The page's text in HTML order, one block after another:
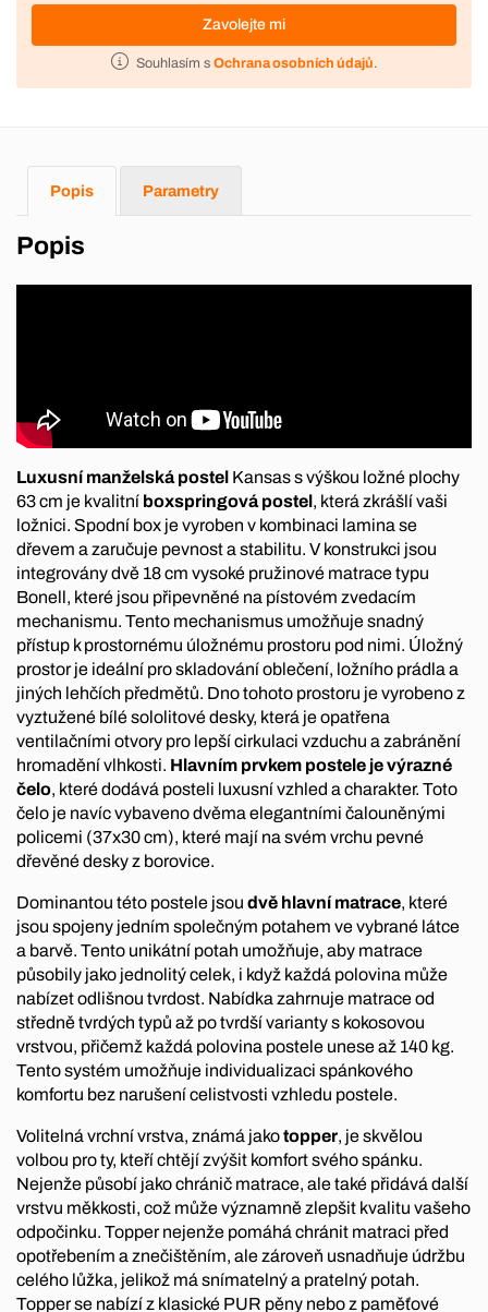
Zavolejte mi
Souhlasím s Ochrana osobních údajů.
Popis Parametry
Popis
Luxusní manželská postel Kansas s výškou ložné plochy
63 cm je kvalitní boxspringová postel, která zkrášlí vaši
ložnici. Spodní box je vyroben v kombinaci lamina se
dřevem a zaručuje pevnost a stabilitu. V konstrukci jsou
integrovány dvě 18 cm vysoké pružinové matrace typu
Bonell, které jsou připevněné na pístovém zvedacím
mechanismu. Tento mechanismus umožňuje snadný
přístup k prostornému úložnému prostoru pod nimi. Úložný
prostor je ideální pro skladování oblečení, ložního prádla a
jiných lehčích předmětů. Dno tohoto prostoru je vyrobeno z
vyztužené bílé sololitové desky, která je opatřena
ventilačními otvory pro lepší cirkulaci vzduchu a zabránění
hromadění vlhkosti. Hlavním prvkem postele je výrazné
čelo, které dodává posteli luxusní vzhled a charakter. Toto
čelo je navíc vybaveno dvěma elegantními čalouněnými
policemi (37x30 cm), které mají na svém vrchu pevné
dřevěné desky z borovice.
Dominantou této postele jsou dvě hlavní matrace, které
jsou spojeny jedním společným potahem ve vybrané látce
a barvě. Tento unikátní potah umožňuje, aby matrace
působily jako jednolitý celek, i když každá polovina může
nabízet odlišnou tvrdost. Nabídka zahrnuje matrace od
středně tvrdých typů až po tvrdší varianty s kokosovou
vrstvou, přičemž každá polovina postele unese až 140 kg.
Tento systém umožňuje individualizaci spánkového
komfortu bez narušení celistvosti vzhledu postele.
Volitelná vrchní vrstva, známá jakotopper, je skvělou
volbou pro ty, kteří chtějí zvýšit komfort svého spánku.
Nejenže působí jako chránič matrace, ale také přidává další
vrstvu měkkosti, což může významně zlepšit kvalitu vašeho
odpočinku. Topper nejenže pomáhá chránit matraci před
opotřebením a znečištěním, ale zároveň usnadňuje údržbu
celého lůžka, jelikož má snímatelný a pratelný potah.
Topper se nabízí z klasické PUR pěny nebo z paměťové